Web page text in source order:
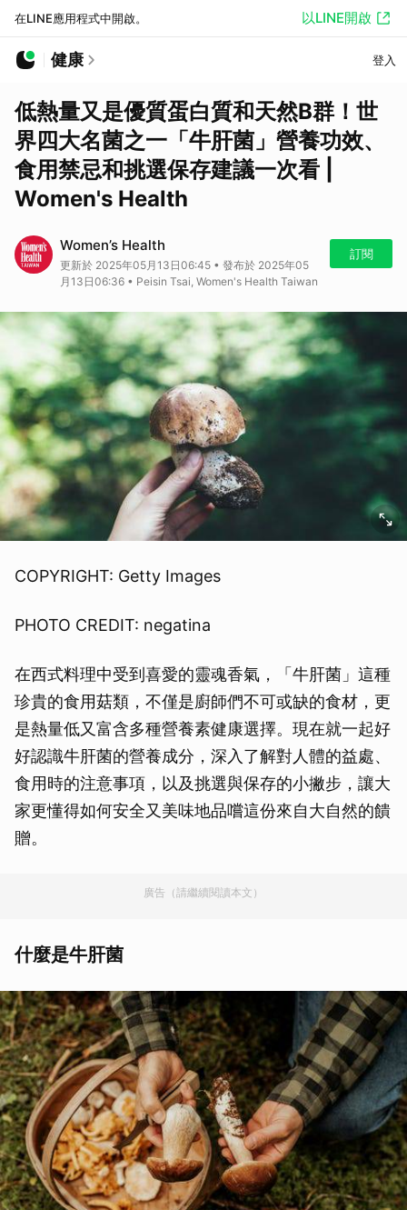
在LINE應用程式中開啟。 以LINE開啟
健康 登入
低熱量又是優質蛋白質和天然B群！世
界四大名菌之一「牛肝菌」營養功效、
食用禁忌和挑選保存建議一次看 |
Women's Health
Women’s Health
更新於 2025年05月13日06:45 • 發布於 2025年05
月13日06:36 • Peisin Tsai, Women's Health Taiwan
訂閱
COPYRIGHT: Getty Images
PHOTO CREDIT: negatina
在西式料理中受到喜愛的靈魂香氣，「牛肝菌」這種
珍貴的食用菇類，不僅是廚師們不可或缺的食材，更
是熱量低又富含多種營養素健康選擇。現在就一起好
好認識牛肝菌的營養成分，深入了解對人體的益處、
食用時的注意事項，以及挑選與保存的小撇步，讓大
家更懂得如何安全又美味地品嚐這份來自大自然的饋
贈。
廣告（請繼續閱讀本文）
什麼是牛肝菌